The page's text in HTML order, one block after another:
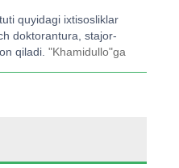
quyidagi ixtisosliklar
doktorantura, stajor-
qiladi. "Khamidullo"ga